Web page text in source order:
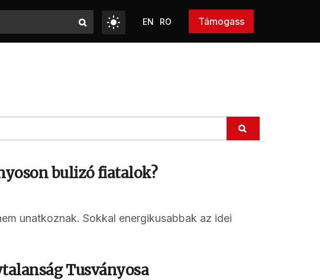
EN RO Támogass
bulizó fiatalok?
unatkoznak. Sokkal energikusabbak az idei
Tusványosa